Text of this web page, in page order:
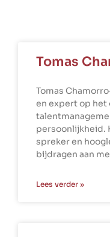
Tomas
Tomas
en expert op het
persoonlijkheid.
spreker en
bijdragen aan
Lees verder »